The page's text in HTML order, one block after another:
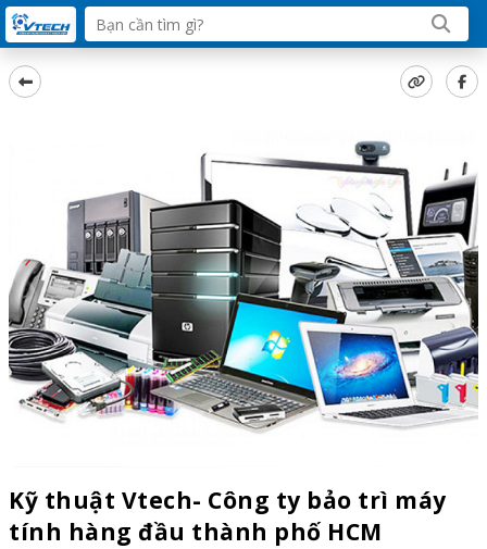
Kỹ thuật Vtech- Công ty bảo trì máy
tính hàng đầu thành phố HCM